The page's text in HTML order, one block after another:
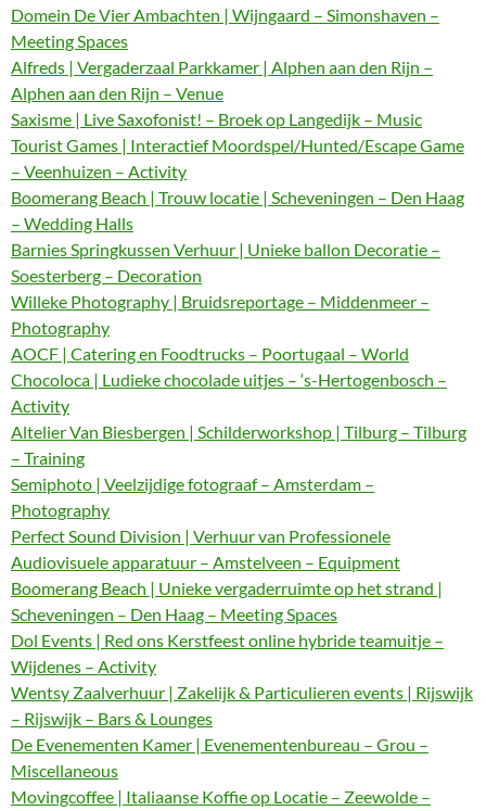
Domein De Vier Ambachten | Wijngaard – Simonshaven –
Meeting Spaces
Alfreds | Vergaderzaal Parkkamer | Alphen aan den Rijn –
Alphen aan den Rijn – Venue
Saxisme | Live Saxofonist! – Broek op Langedijk – Music
Tourist Games | Interactief Moordspel/Hunted/Escape Game
– Veenhuizen – Activity
Boomerang Beach | Trouw locatie | Scheveningen – Den Haag
– Wedding Halls
Barnies Springkussen Verhuur | Unieke ballon Decoratie –
Soesterberg – Decoration
Willeke Photography | Bruidsreportage – Middenmeer –
Photography
AOCF | Catering en Foodtrucks – Poortugaal – World
Chocoloca | Ludieke chocolade uitjes – ‘s-Hertogenbosch –
Activity
Altelier Van Biesbergen | Schilderworkshop | Tilburg – Tilburg
– Training
Semiphoto | Veelzijdige fotograaf – Amsterdam –
Photography
Perfect Sound Division | Verhuur van Professionele
Audiovisuele apparatuur – Amstelveen – Equipment
Boomerang Beach | Unieke vergaderruimte op het strand |
Scheveningen – Den Haag – Meeting Spaces
Dol Events | Red ons Kerstfeest online hybride teamuitje –
Wijdenes – Activity
Wentsy Zaalverhuur | Zakelijk & Particulieren events | Rijswijk
– Rijswijk – Bars & Lounges
De Evenementen Kamer | Evenementenbureau – Grou –
Miscellaneous
Movingcoffee | Italiaanse Koffie op Locatie – Zeewolde –